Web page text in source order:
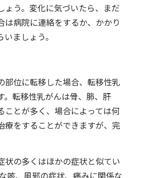
ょう。変化に気づいたら、まだ
は病院に連絡をするか、かかり
ましょう。
部位に転移した場合、転移性乳
。転移性乳がんは骨、肺、肝
ことが多く、場合によっては何
療をすることができますが、完
状の多くはほかの症状と似てい